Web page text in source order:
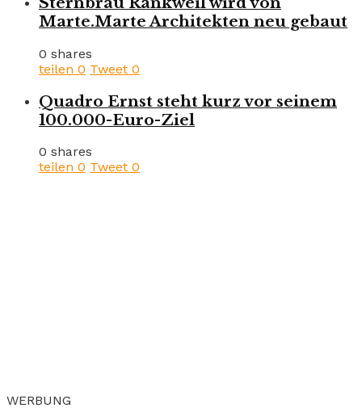
Marte.Marte Architekten neu gebaut
0 shares
teilen 0 Tweet 0
Quadro Ernst steht kurz vor seinem
100.000-Euro-Ziel
0 shares
teilen 0 Tweet 0
WERBUNG